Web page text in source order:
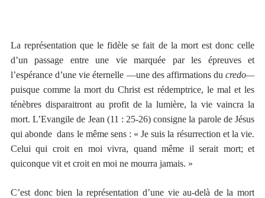
La représentation que le fidèle se fait de la mort est donc celle
d’un passage entre une vie marquée par les épreuves et
l’espérance d’une vie éternelle —une des affirmations du credo—
puisque comme la mort du Christ est rédemptrice, le mal et les
ténèbres disparaitront au profit de la lumière, la vie vaincra la
mort. L’Evangile de Jean (11 : 25-26) consigne la parole de Jésus
qui abonde dans le même sens : « Je suis la résurrection et la vie.
Celui qui croit en moi vivra, quand même il serait mort; et
quiconque vit et croit en moi ne mourra jamais. »
C’est donc bien la représentation d’une vie au-delà de la mort